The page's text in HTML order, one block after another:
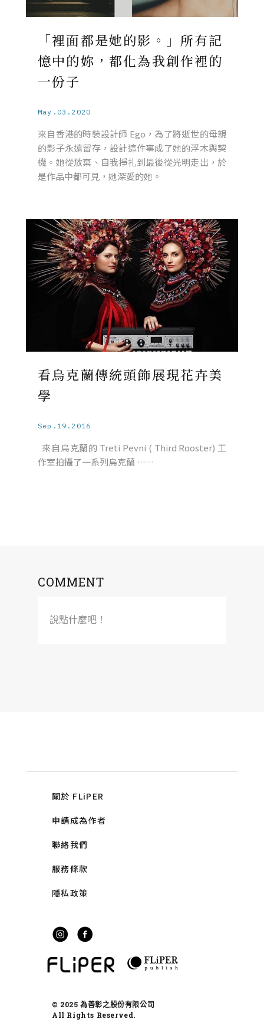
「裡面都是她的影。」所有記
憶中的妳，都化為我創作裡的
一份子
May.03.2020
來自香港的時裝設計師 Ego，為了將逝世的母親
的影子永遠留存，設計這件事成了她的浮木與契
機。她從放棄、自我掙扎到最後從光明走出，於
是作品中都可見，她深愛的她。
看烏克蘭傳統頭飾展現花卉美
學
Sep.19.2016
來自烏克蘭的 Treti Pevni ( Third Rooster) 工
作室拍攝了一系列烏克蘭 ……
COMMENT
說點什麼吧！
關於 FLiPER
申請成為作者
聯絡我們
服務條款
隱私政策
© 2025 為善彰之股份有限公司
All Rights Reserved.